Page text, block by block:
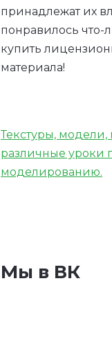
принадлежат их
понравилось
купить
материала!
Текстуры,
различные уроки
моделированию.
Мы в ВК